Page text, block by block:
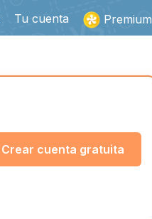
Tu cuenta Premium
Crear cuenta gratuita